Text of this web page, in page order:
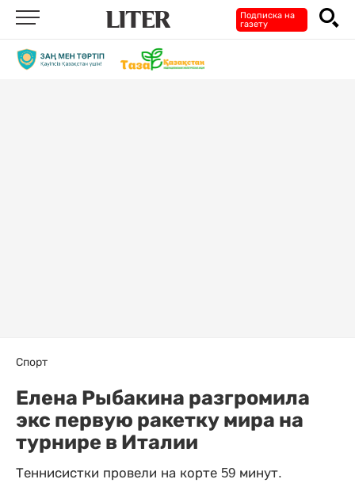
Подписка на
газету
Спорт
Елена Рыбакина разгромила
экс первую ракетку мира на
турнире в Италии
Теннисистки провели на корте 59 минут.